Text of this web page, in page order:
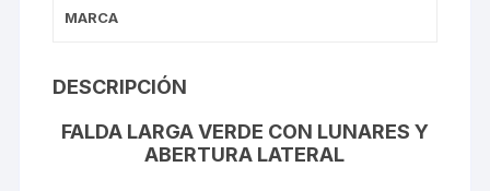
MARCA
DESCRIPCIÓN
FALDA LARGA VERDE CON LUNARES Y
ABERTURA LATERAL